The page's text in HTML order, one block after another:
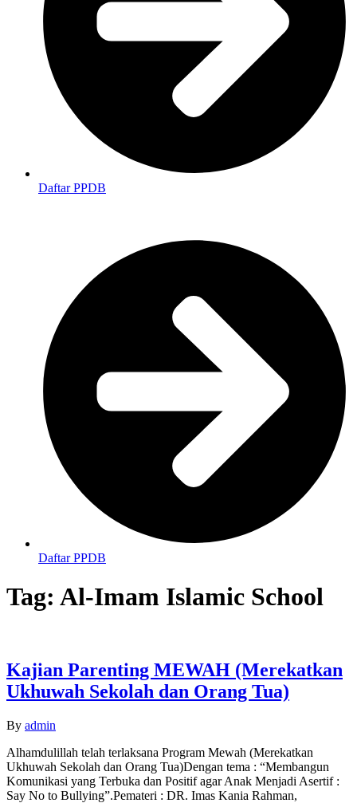
Daftar PPDB
Daftar PPDB
Tag: Al-Imam Islamic School
Kajian Parenting MEWAH (Merekatkan
Ukhuwah Sekolah dan Orang Tua)
By admin
Alhamdulillah telah terlaksana Program Mewah (Merekatkan
Ukhuwah Sekolah dan Orang Tua)Dengan tema : “Membangun
Komunikasi yang Terbuka dan Positif agar Anak Menjadi Asertif :
Say No to Bullying”.Pemateri : DR. Imas Kania Rahman,